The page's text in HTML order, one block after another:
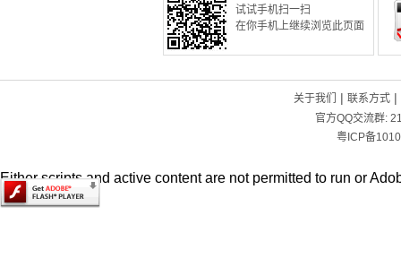
试试手机扫一扫
在你手机上继续浏览此页面
关于我们 | 联系方式|
官方QQ交流群:
粤ICP备
Either scripts and active content are not permitted to run or